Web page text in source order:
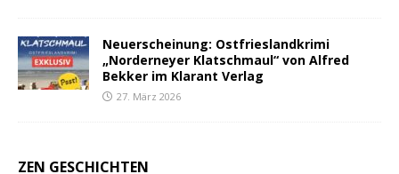
Neuerscheinung: Ostfrieslandkrimi
„Norderneyer Klatschmaul“ von Alfred
Bekker im Klarant Verlag
27. März 2026
ZEN GESCHICHTEN